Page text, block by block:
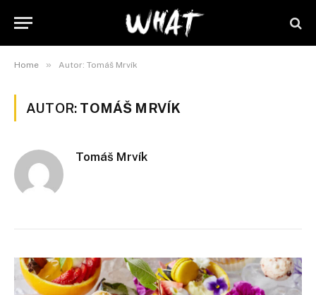
Home » Autor: Tomáš Mrvík
AUTOR: TOMÁŠ MRVÍK
Tomáš Mrvík